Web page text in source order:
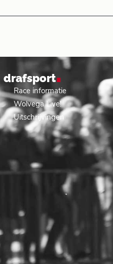
drafsport.
Race informatie
Wolvega Live!
Uitschrijvingen